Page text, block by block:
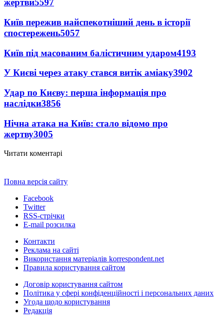
жертви5597
Київ пережив найспекотніший день в історії
спостережень5057
Київ під масованим балістичним ударом4193
У Києві через атаку стався витік аміаку3902
Удар по Києву: перша інформація про
наслідки3856
Нічна атака на Київ: стало відомо про
жертву3005
Читати коментарі
Повна версія сайту
Facebook
Twitter
RSS-стрічки
E-mail розсилка
Контакти
Реклама на сайті
Використання матеріалів korrespondent.net
Правила користування сайтом
Договір користування сайтом
Політика у сфері конфіденційності і персональних даних
Угода щодо користування
Редакція